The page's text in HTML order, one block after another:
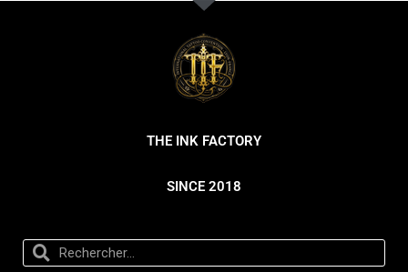
THE INK FACTORY
SINCE 2018